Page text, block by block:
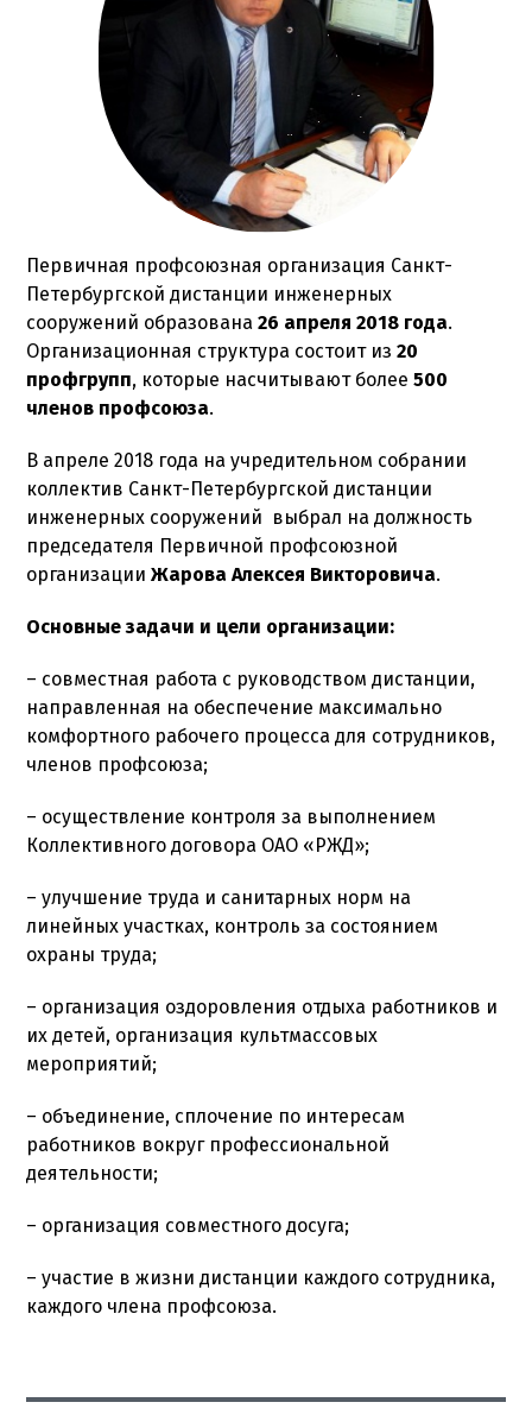
Первичная профсоюзная организация Санкт-
Петербургской дистанции инженерных
сооружений образована26 апреля 2018 года.
Организационная структура состоит из20
профгрупп, которые насчитывают более500
членов профсоюза.
В апреле 2018 года на учредительном собрании
коллектив Санкт-Петербургской дистанции
инженерных сооружений выбрал на должность
председателя Первичной профсоюзной
организацииЖарова Алексея Викторовича.
Основные задачи и цели организации:
– совместная работа с руководством дистанции,
направленная на обеспечение максимально
комфортного рабочего процесса для сотрудников,
членов профсоюза;
– осуществление контроля за выполнением
Коллективного договора ОАО «РЖД»;
– улучшение труда и санитарных норм на
линейных участках, контроль за состоянием
охраны труда;
– организация оздоровления отдыха работников и
их детей, организация культмассовых
мероприятий;
– объединение, сплочение по интересам
работников вокруг профессиональной
деятельности;
– организация совместного досуга;
– участие в жизни дистанции каждого сотрудника,
каждого члена профсоюза.